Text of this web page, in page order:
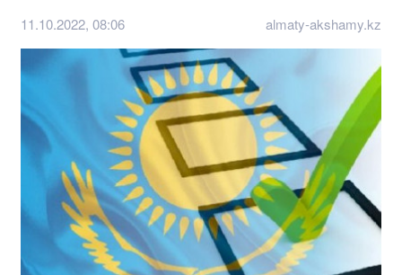
11.10.2022, 08:06 almaty-akshamy.kz